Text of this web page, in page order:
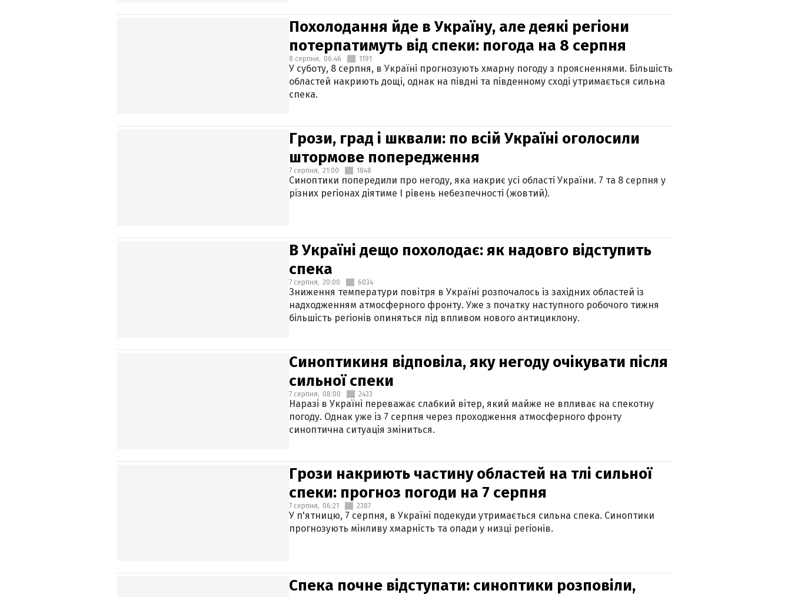
Похолодання йде в Україну, але деякі регіони
потерпатимуть від спеки: погода на 8 серпня
8 серпня, 06:46 1191
У суботу, 8 серпня, в Україні прогнозують хмарну погоду з проясненнями. Більшість
областей накриють дощі, однак на півдні та південному сході утримається сильна
спека.
Грози, град і шквали: по всій Україні оголосили
штормове попередження
7 серпня, 21:00 1848
Синоптики попередили про негоду, яка накриє усі області України. 7 та 8 серпня у
різних регіонах діятиме І рівень небезпечності (жовтий).
В Україні дещо похолодає: як надовго відступить
спека
7 серпня, 20:00 6034
Зниження температури повітря в Україні розпочалось із західних областей із
надходженням атмосферного фронту. Уже з початку наступного робочого тижня
більшість регіонів опиняться під впливом нового антициклону.
Синоптикиня відповіла, яку негоду очікувати після
сильної спеки
7 серпня, 08:00 2433
Наразі в Україні переважає слабкий вітер, який майже не впливає на спекотну
погоду. Однак уже із 7 серпня через проходження атмосферного фронту
синоптична ситуація зміниться.
Грози накриють частину областей на тлі сильної
спеки: прогноз погоди на 7 серпня
7 серпня, 06:21 2387
У п'ятницю, 7 серпня, в Україні подекуди утримається сильна спека. Синоптики
прогнозують мінливу хмарність та опади у низці регіонів.
Спека почне відступати: синоптики розповіли,